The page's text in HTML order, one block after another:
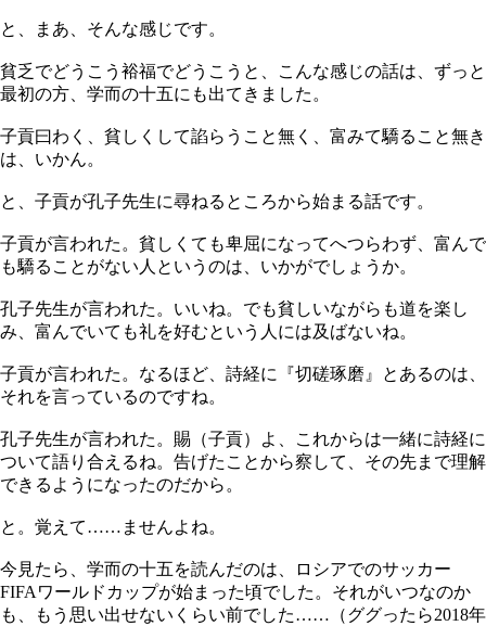
と、まあ、そんな感じです。
貧乏でどうこう裕福でどうこうと、こんな感じの話は、ずっと
最初の方、学而の十五にも出てきました。
子貢曰わく、貧しくして諂らうこと無く、富みて驕ること無き
は、いかん。
と、子貢が孔子先生に尋ねるところから始まる話です。
子貢が言われた。貧しくても卑屈になってへつらわず、富んで
も驕ることがない人というのは、いかがでしょうか。
孔子先生が言われた。いいね。でも貧しいながらも道を楽し
み、富んでいても礼を好むという人には及ばないね。
子貢が言われた。なるほど、詩経に『切磋琢磨』とあるのは、
それを言っているのですね。
孔子先生が言われた。賜（子貢）よ、これからは一緒に詩経に
ついて語り合えるね。告げたことから察して、その先まで理解
できるようになったのだから。
と。覚えて……ませんよね。
今見たら、学而の十五を読んだのは、ロシアでのサッカー
FIFAワールドカップが始まった頃でした。それがいつなのか
も、もう思い出せないくらい前でした……（ググったら2018年